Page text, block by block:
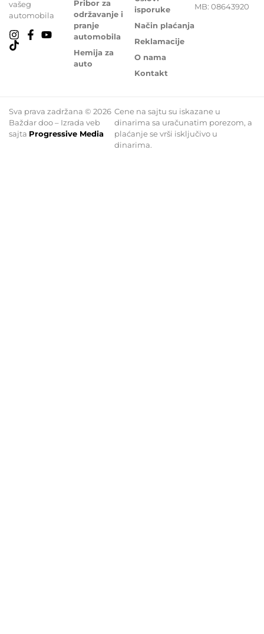
vašeg
automobila
Pribor za
održavanje i
pranje
automobila
Hemija za
auto
isporuke
Način plaćanja
Reklamacije
O nama
Kontakt
MB: 08643920
Sva prava zadržana © 2026
Baždar doo – Izrada veb
sajta Progressive Media
Cene na sajtu su iskazane u
dinarima sa uračunatim porezom, a
plaćanje se vrši isključivo u
dinarima.